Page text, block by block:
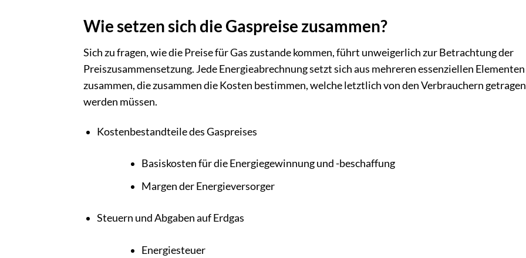
Wie setzen sich die Gaspreise zusammen?
Sich zu fragen, wie die Preise für Gas zustande kommen, führt unweigerlich zur Betrachtung der
Preiszusammensetzung. Jede Energieabrechnung setzt sich aus mehreren essenziellen Elementen
zusammen, die zusammen die Kosten bestimmen, welche letztlich von den Verbrauchern getragen
werden müssen.
Kostenbestandteile des Gaspreises
Basiskosten für die Energiegewinnung und -beschaffung
Margen der Energieversorger
Steuern und Abgaben auf Erdgas
Energiesteuer